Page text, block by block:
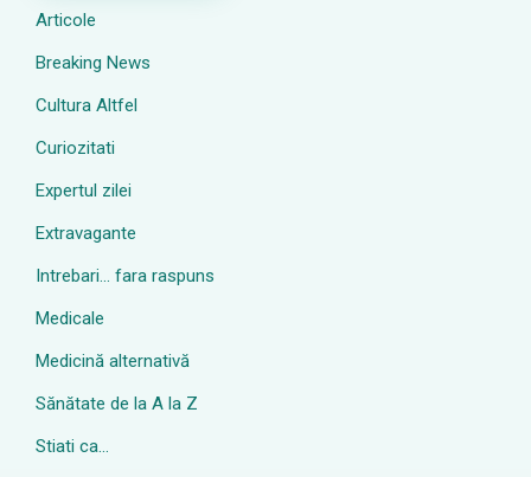
Articole
Breaking News
Cultura Altfel
Curiozitati
Expertul zilei
Extravagante
Intrebari… fara raspuns
Medicale
Medicină alternativă
Sănătate de la A la Z
Stiati ca…